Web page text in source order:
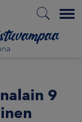
Menu
9